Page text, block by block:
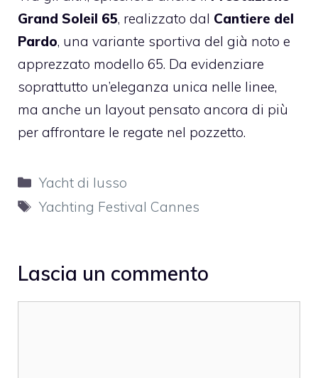
Grand Soleil 65, realizzato dal Cantiere del
Pardo, una variante sportiva del già noto e
apprezzato modello 65. Da evidenziare
soprattutto un’eleganza unica nelle linee,
ma anche un layout pensato ancora di più
per affrontare le regate nel pozzetto.
Categorie
Yacht di lusso
Tag
Yachting Festival Cannes
Lascia un commento